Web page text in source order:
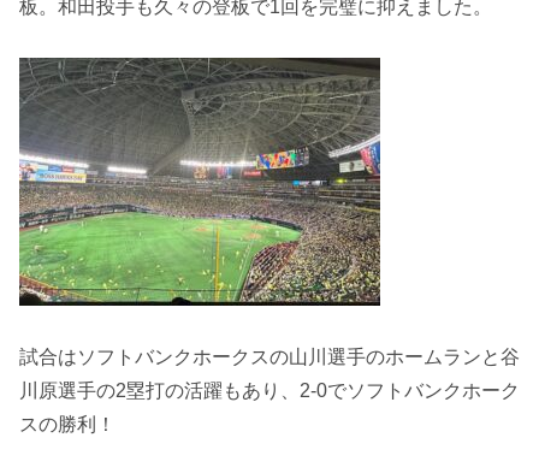
板。和田投手も久々の登板で1回を完璧に抑えました。
試合はソフトバンクホークスの山川選手のホームランと谷
川原選手の2塁打の活躍もあり、2-0でソフトバンクホーク
スの勝利！